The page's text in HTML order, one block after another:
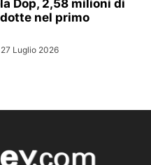
Dop, 2,58 milioni di
nel primo
27 Luglio 2026